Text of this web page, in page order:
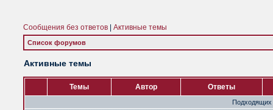
Сообщения без ответов Активные темы
Список форумов
Активные темы
Темы Автор Ответы
Подходящих